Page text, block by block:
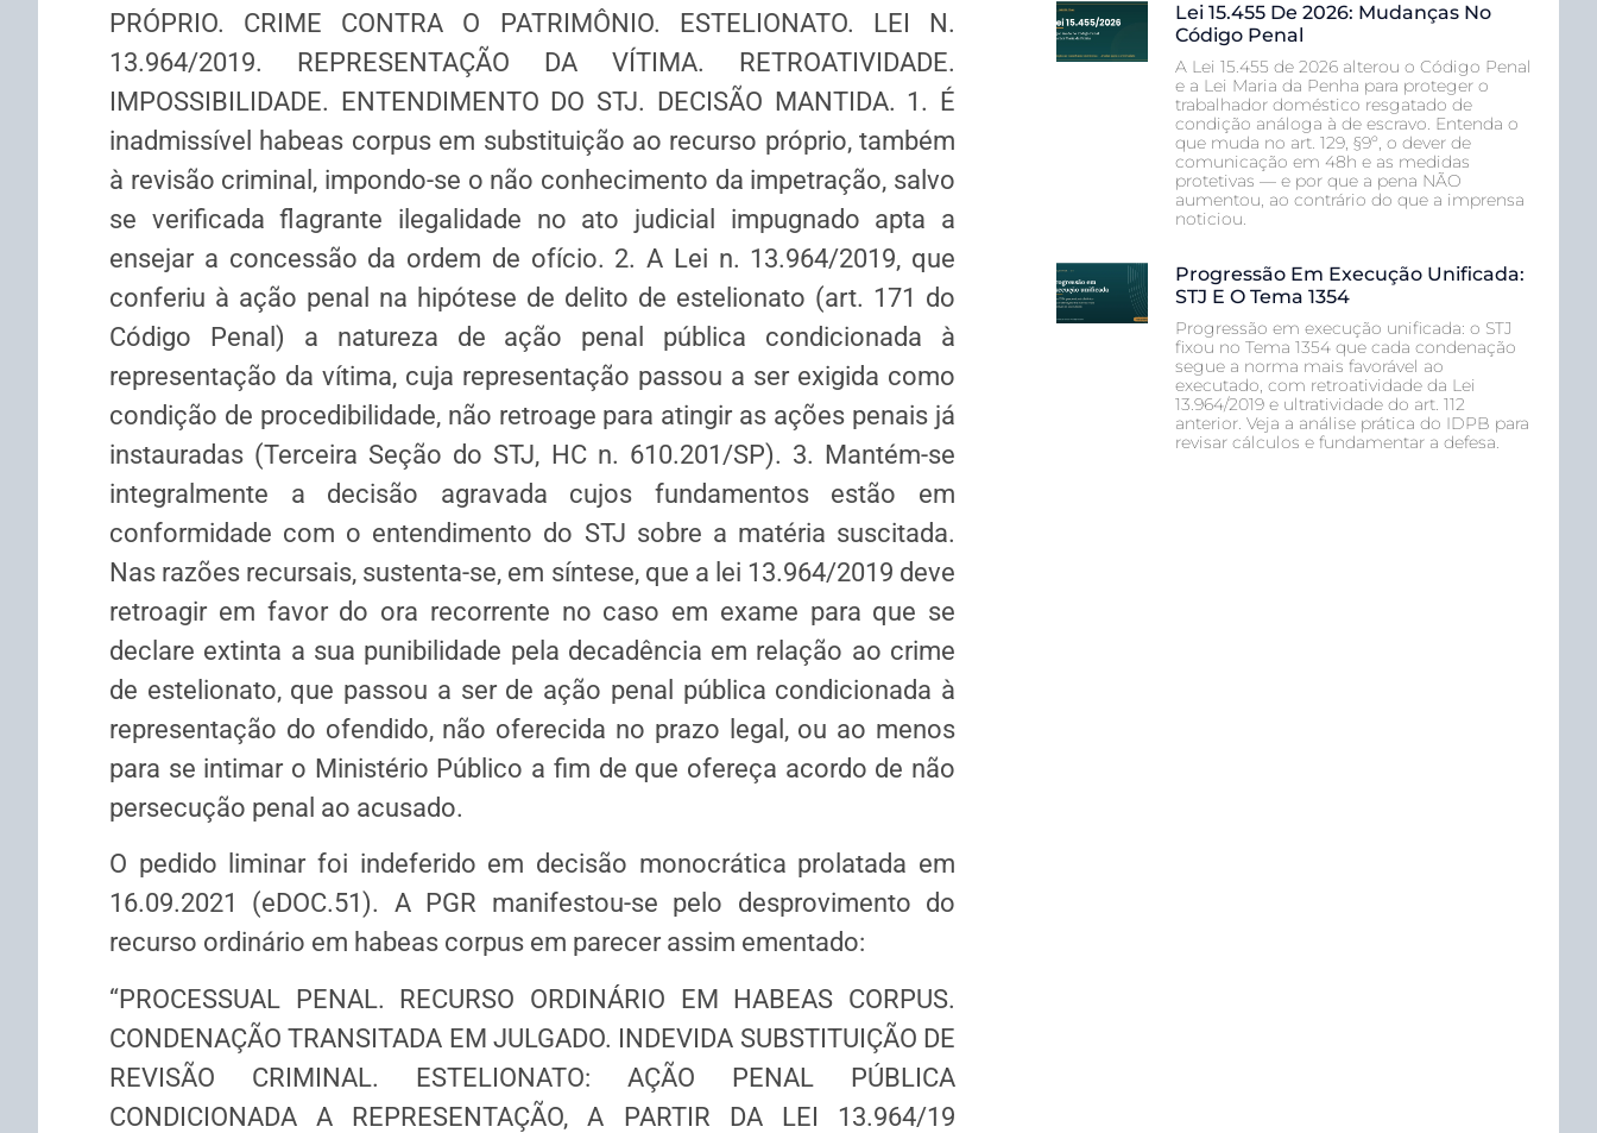
PRÓPRIO. CRIME CONTRA O PATRIMÔNIO. ESTELIONATO. LEI N.
13.964/2019. REPRESENTAÇÃO DA VÍTIMA. RETROATIVIDADE.
IMPOSSIBILIDADE. ENTENDIMENTO DO STJ. DECISÃO MANTIDA. 1. É
inadmissível habeas corpus em substituição ao recurso próprio, também
à revisão criminal, impondo-se o não conhecimento da impetração, salvo
se verificada flagrante ilegalidade no ato judicial impugnado apta a
ensejar a concessão da ordem de ofício. 2. A Lei n. 13.964/2019, que
conferiu à ação penal na hipótese de delito de estelionato (art. 171 do
Código Penal) a natureza de ação penal pública condicionada à
representação da vítima, cuja representação passou a ser exigida como
condição de procedibilidade, não retroage para atingir as ações penais já
instauradas (Terceira Seção do STJ, HC n. 610.201/SP). 3. Mantém-se
integralmente a decisão agravada cujos fundamentos estão em
conformidade com o entendimento do STJ sobre a matéria suscitada.
Nas razões recursais, sustenta-se, em síntese, que a lei 13.964/2019 deve
retroagir em favor do ora recorrente no caso em exame para que se
declare extinta a sua punibilidade pela decadência em relação ao crime
de estelionato, que passou a ser de ação penal pública condicionada à
representação do ofendido, não oferecida no prazo legal, ou ao menos
para se intimar o Ministério Público a fim de que ofereça acordo de não
persecução penal ao acusado.
O pedido liminar foi indeferido em decisão monocrática prolatada em
16.09.2021 (eDOC.51). A PGR manifestou-se pelo desprovimento do
recurso ordinário em habeas corpus em parecer assim ementado:
“PROCESSUAL PENAL. RECURSO ORDINÁRIO EM HABEAS CORPUS.
CONDENAÇÃO TRANSITADA EM JULGADO. INDEVIDA SUBSTITUIÇÃO DE
REVISÃO CRIMINAL. ESTELIONATO: AÇÃO PENAL PÚBLICA
CONDICIONADA A REPRESENTAÇÃO, A PARTIR DA LEI 13.964/19
Lei 15.455 De 2026: Mudanças No
Código Penal
A Lei 15.455 de 2026 alterou o Código Penal
e a Lei Maria da Penha para proteger o
trabalhador doméstico resgatado de
condição análoga à de escravo. Entenda o
que muda no art. 129, §9º, o dever de
comunicação em 48h e as medidas
protetivas — e por que a pena NÃO
aumentou, ao contrário do que a imprensa
noticiou.
Progressão Em Execução Unificada:
STJ E O Tema 1354
Progressão em execução unificada: o STJ
fixou no Tema 1354 que cada condenação
segue a norma mais favorável ao
executado, com retroatividade da Lei
13.964/2019 e ultratividade do art. 112
anterior. Veja a análise prática do IDPB para
revisar cálculos e fundamentar a defesa.